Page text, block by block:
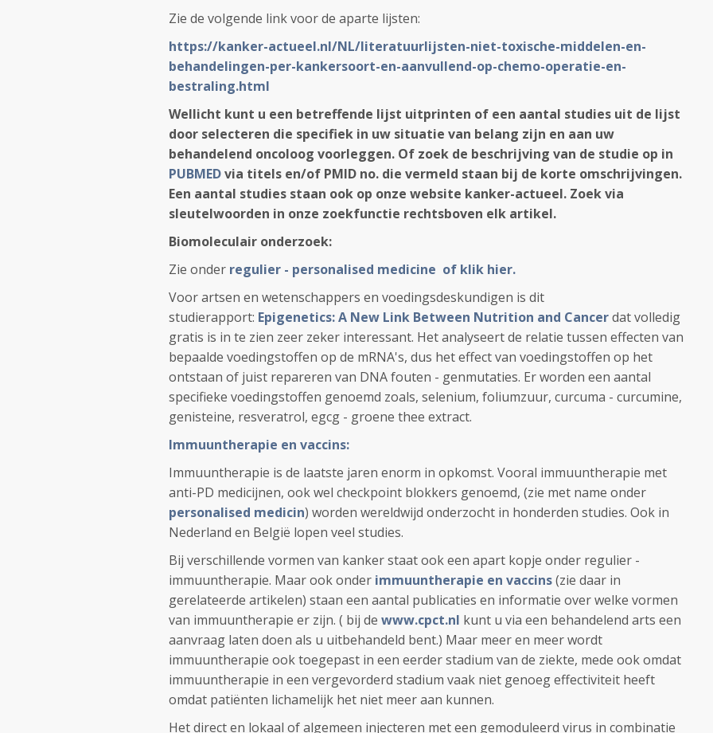
Zie de volgende link voor de aparte lijsten:
https://kanker-actueel.nl/NL/literatuurlijsten-niet-toxische-middelen-en-
behandelingen-per-kankersoort-en-aanvullend-op-chemo-operatie-en-
bestraling.html
Wellicht kunt u een betreffende lijst uitprinten of een aantal studies uit de lijst
door selecteren die specifiek in uw situatie van belang zijn en aan uw
behandelend oncoloog voorleggen. Of zoek de beschrijving van de studie op in
PUBMEDvia titels en/of PMID no. die vermeld staan bij de korte omschrijvingen.
Een aantal studies staan ook op onze website kanker-actueel. Zoek via
sleutelwoorden in onze zoekfunctie rechtsboven elk artikel.
Biomoleculair onderzoek:
Zie onder regulier - personalised medicine of klik hier.
Voor artsen en wetenschappers en voedingsdeskundigen is dit
studierapport: Epigenetics: A New Link Between Nutrition and Cancerdat volledig
gratis is in te zien zeer zeker interessant. Het analyseert de relatie tussen effecten van
bepaalde voedingstoffen op de mRNA's, dus het effect van voedingstoffen op het
ontstaan of juist repareren van DNA fouten - genmutaties. Er worden een aantal
specifieke voedingstoffen genoemd zoals, selenium, foliumzuur, curcuma - curcumine,
genisteine, resveratrol, egcg - groene thee extract.
Immuuntherapie en vaccins:
Immuuntherapie is de laatste jaren enorm in opkomst. Vooral immuuntherapie met
anti-PD medicijnen, ook wel checkpoint blokkers genoemd, (zie met name onder
personalised medicin) worden wereldwijd onderzocht in honderden studies. Ook in
Nederland en België lopen veel studies.
Bij verschillende vormen van kanker staat ook een apart kopje onder regulier -
immuuntherapie. Maar ook onder immuuntherapie en vaccins(zie daar in
gerelateerde artikelen) staan een aantal publicaties en informatie over welke vormen
van immuuntherapie er zijn. ( bij de www.cpct.nl kunt u via een behandelend arts een
aanvraag laten doen als u uitbehandeld bent.) Maar meer en meer wordt
immuuntherapie ook toegepast in een eerder stadium van de ziekte, mede ook omdat
immuuntherapie in een vergevorderd stadium vaak niet genoeg effectiviteit heeft
omdat patiënten lichamelijk het niet meer aan kunnen.
Het direct en lokaal of algemeen injecteren met een gemoduleerd virus in combinatie